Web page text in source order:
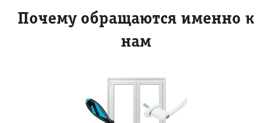
Почему обращаются именно к
нам